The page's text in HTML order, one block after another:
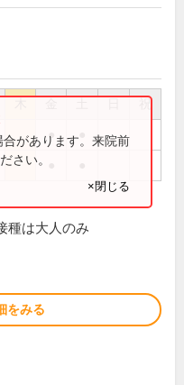
祝
●
があります。来院前
さい。
×閉じる
種は大人のみ
をみる